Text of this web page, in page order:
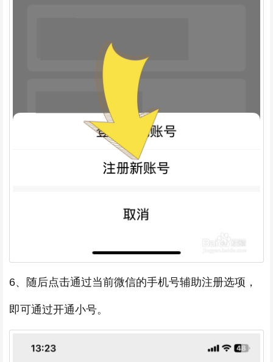
6、随后点击通过当前微信的手机号辅助注册选项，
即可通过开通小号。